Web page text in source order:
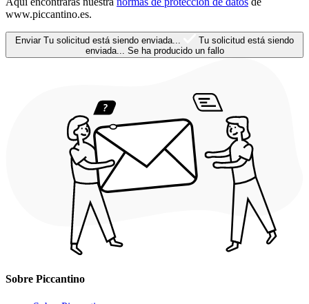
www.piccantino.es.
Enviar Tu solicitud está siendo enviada...
Tu solicitud está siendo
enviada... Se ha producido un fallo
Sobre Piccantino